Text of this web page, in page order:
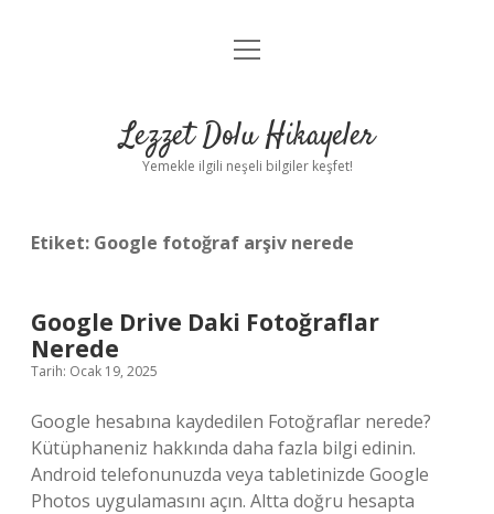
Anasayfa
Yasal Uyarı
menüyü
Lezzet Dolu Hikayeler
Yemekle ilgili neşeli bilgiler keşfet!
Etiket: Google fotoğraf arşiv nerede
Google Drive Daki Fotoğraflar
Nerede
Tarih: Ocak 19, 2025
Google hesabına kaydedilen Fotoğraflar nerede?
Kütüphaneniz hakkında daha fazla bilgi edinin.
Android telefonunuzda veya tabletinizde Google
Photos uygulamasını açın. Altta doğru hesapta